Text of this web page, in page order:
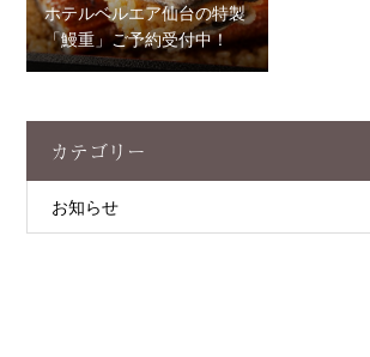
ホテルベルエア仙台の特製
「鰻重」ご予約受付中！
カテゴリー
お知らせ